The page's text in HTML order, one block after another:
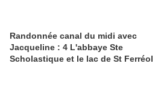
Randonnée canal du midi avec
Jacqueline : 4 L'abbaye Ste
Scholastique et le lac de St Ferréol